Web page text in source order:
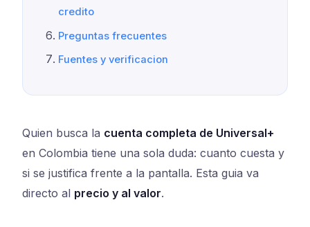
credito
Preguntas frecuentes
Fuentes y verificacion
Quien busca la cuenta completa de Universal+
en Colombia tiene una sola duda: cuanto cuesta y
si se justifica frente a la pantalla. Esta guia va
directo al precio y al valor.